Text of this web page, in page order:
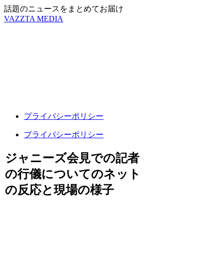
話題のニュースをまとめてお届け
VAZZTA MEDIA
プライバシーポリシー
プライバシーポリシー
ジャニーズ会見での記者
の行儀についてのネット
の反応と現場の様子